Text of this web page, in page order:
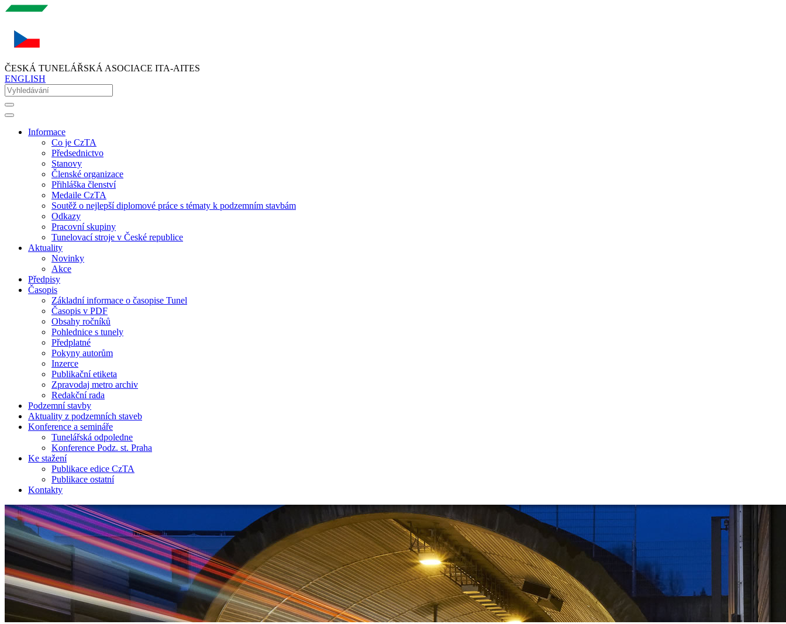
ČESKÁ TUNELÁŘSKÁ ASOCIACE ITA-AITES
ENGLISH
Informace
Co je CzTA
Předsednictvo
Stanovy
Členské organizace
Přihláška členství
Medaile CzTA
Soutěž o nejlepší diplomové práce s tématy k podzemním stavbám
Odkazy
Pracovní skupiny
Tunelovací stroje v České republice
Aktuality
Novinky
Akce
Předpisy
Časopis
Základní informace o časopise Tunel
Časopis v PDF
Obsahy ročníků
Pohlednice s tunely
Předplatné
Pokyny autorům
Inzerce
Publikační etiketa
Zpravodaj metro archiv
Redakční rada
Podzemní stavby
Aktuality z podzemních staveb
Konference a semináře
Tunelářská odpoledne
Konference Podz. st. Praha
Ke stažení
Publikace edice CzTA
Publikace ostatní
Kontakty